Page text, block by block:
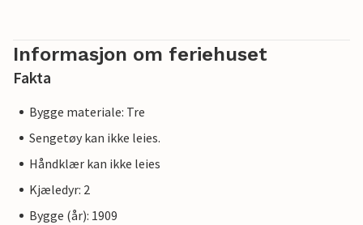
Informasjon om feriehuset
Fakta
Bygge materiale: Tre
Sengetøy kan ikke leies.
Håndklær kan ikke leies
Kjæledyr: 2
Bygge (år): 1909